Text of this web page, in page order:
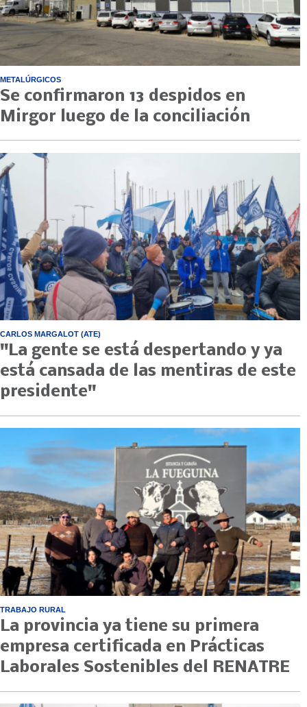
METALÚRGICOS
Se confirmaron 13 despidos en
Mirgor luego de la conciliación
CARLOS MARGALOT (ATE)
"La gente se está despertando y ya
está cansada de las mentiras de este
presidente"
TRABAJO RURAL
La provincia ya tiene su primera
empresa certificada en Prácticas
Laborales Sostenibles del RENATRE